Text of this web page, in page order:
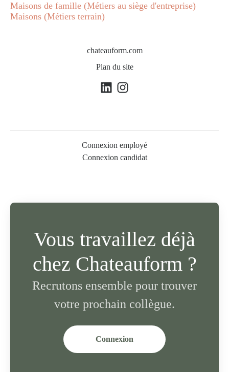
Maisons de famille (Métiers au siège d'entreprise)
Maisons (Métiers terrain)
chateauform.com
Plan du site
Connexion employé
Connexion candidat
Vous travaillez déjà
chez Chateauform ?
Recrutons ensemble pour trouver
votre prochain collègue.
Connexion